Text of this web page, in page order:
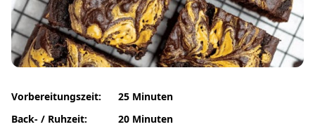
Vorbereitungszeit:
Back- / Ruhzeit:
25 Minuten
20 Minuten